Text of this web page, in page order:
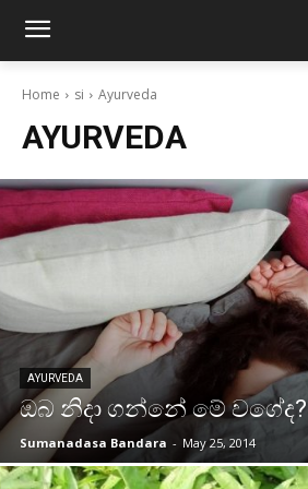
Home si Ayurveda
AYURVEDA
AYURVEDA
ඔබ නිදා ගන්නේ මේ වගේද?
Sumanadasa Bandara - May 25, 2014